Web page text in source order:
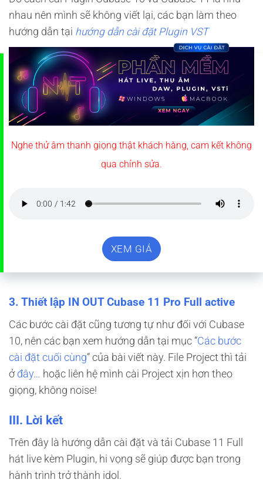
nhau nên mình sẽ không viết lại, các bạn làm theo
hướng dẫn tại hướng dẫn cài đặt Plugin VST
Nghe thử âm thanh giọng thật khách hàng, cam kết không
qua chỉnh sửa.
XEM GIÁ
3. Thiết lập IN OUT Cubase 11 Pro Full active
Các bước cài đặt cũng tương tự như đối với Cubase
10, nên các bạn xem hướng dẫn tại mục “Các bước
cài đặt cuối cùng“ của bài viết này. File Project thì tải
ở đây… hoặc liên hệ mình cài Project xịn hơn theo
giọng, không noise!
III. Lời kết
Trên đây là hướng dẫn cài đặt và tải Cubase 11 Full
hát live kèm Plugin, hi vọng sẽ giúp được bạn trong
hành trình trở thành idol.